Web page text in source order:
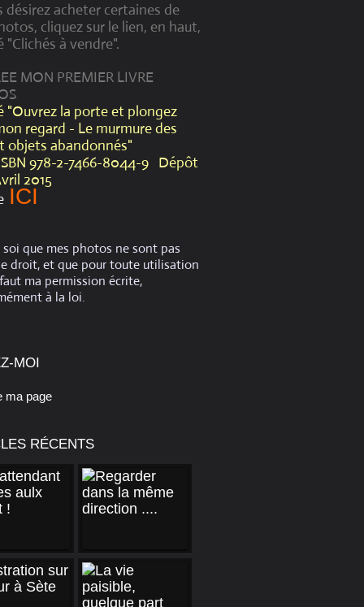
désirez acheter certaines de
cliquez sur le lien, en haut,
à vendre".
MON PREMIER LIVRE
"Ouvrez la porte et plongez
regard - Le murmure des
objets abandonnés"
978-2-7466-8044-9 Dépôt
2015
ICI
soi que mes photos ne sont pas
droit, et que pour toute utilisation
ma permission écrite,
à la loi.
MOI
ma page
RÉCENTS